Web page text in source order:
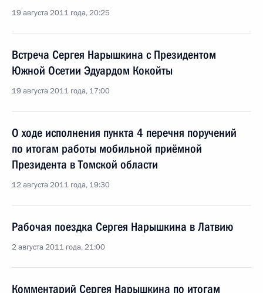
19 августа 2011 года, 20:25
Встреча Сергея Нарышкина с Президентом
Южной Осетии Эдуардом Кокойты
19 августа 2011 года, 17:00
О ходе исполнения пункта 4 перечня поручений
по итогам работы мобильной приёмной
Президента в Томской области
12 августа 2011 года, 19:30
Рабочая поездка Сергея Нарышкина в Латвию
2 августа 2011 года, 21:00
Комментарий Сергея Нарышкина по итогам